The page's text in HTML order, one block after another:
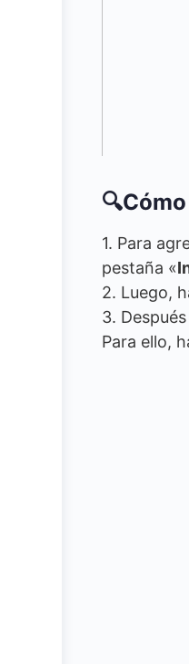
1. Para
pestaña «
2. Luego,
3.
Para ello,